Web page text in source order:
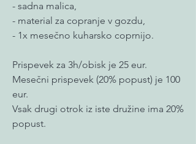
- sadna malica,
- material za copranje v gozdu,
- 1x mesečno kuharsko coprnijo.
​​Prispevek za 3h/obisk je 25 eur.
Mesečni prispevek (20% popust) je 100
eur.
Vsak drugi otrok iz iste družine ima 20%
popust.​